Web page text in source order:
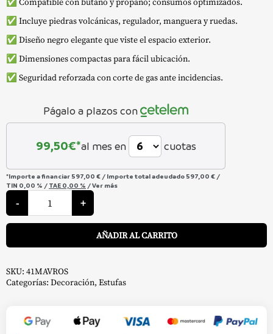
✅ Incluye piedras volcánicas, regulador, manguera y ruedas.
✅ Diseño negro elegante que viste el espacio exterior.
✅ Dimensiones compactas para fácil ubicación.
✅ Seguridad reforzada con corte de gas ante incidencias.
Págalo a plazos con
99,50€*al mes en cuotas
*Importe a financiar 597,00 € / Importe total adeudado 597,00 € /
TIN 0,00 % / TAE 0,00 % /Ver más
-
Estufa
Exterior
MAVROS
Negra
Nora
+
AÑADIR AL CARRITO
SKU: 41MAVROS
Categorías: Decoración, Estufas